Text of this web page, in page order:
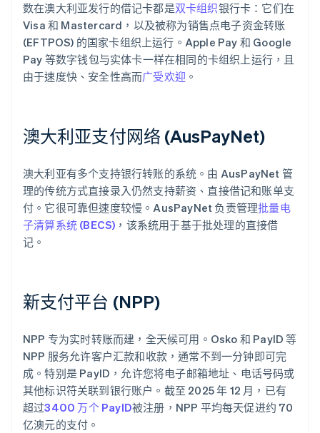
数在澳大利亚发行的借记卡都是双卡组织银行卡：它们在
Visa 和 Mastercard，以及被称为销售点电子资金转账
(EFTPOS) 的国家卡组织上运行。Apple Pay 和 Google
Pay 等数字钱包与实体卡一样在相同的卡组织上运行，且
由于速度快、安全性高而广受欢迎 。
澳大利亚支付网络 (AusPayNet)
澳大利亚有多个支持银行转账的系统。由 AusPayNet 管
理的传统方式直接录入仍然支持薪资、直接借记和账单支
付。它很可靠但速度较慢。AusPayNet 负责管理批量电
子清算系统 (BECS) ，该系统用于基于批处理的直接借
记。
新支付平台 (NPP)
NPP 专为实时转账而建，全天候可用。Osko 和 PayID 等
NPP 服务允许客户汇款和收款，通常不到一分钟即可完
成。特别是 PayID，允许您将电子邮箱地址、电话号码或
其他标识符关联到银行账户。截至 2025 年 12 月，已有
超过3400 万个 PayID被注册，NPP 平均每天促进约 70
亿澳元的支付。